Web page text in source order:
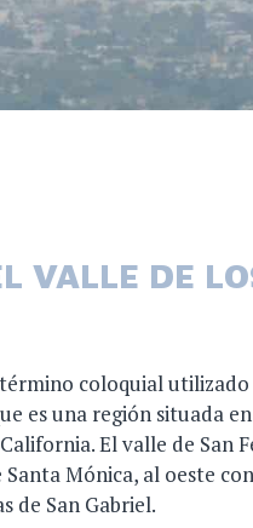
VALLE DE
coloquial
es una región situada
El valle de San
Mónica, al oeste
de San Gabriel.